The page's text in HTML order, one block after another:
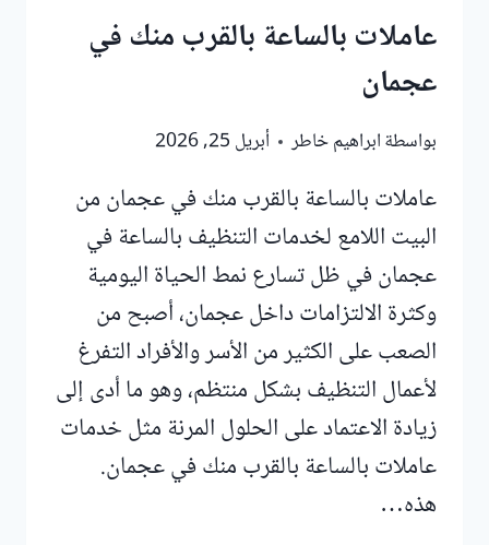
عاملات بالساعة بالقرب منك في
عجمان
بواسطةابراهيم خاطر أبريل 25, 2026
عاملات بالساعة بالقرب منك في عجمان من
البيت اللامع لخدمات التنظيف بالساعة في
عجمان في ظل تسارع نمط الحياة اليومية
وكثرة الالتزامات داخل عجمان، أصبح من
الصعب على الكثير من الأسر والأفراد التفرغ
لأعمال التنظيف بشكل منتظم، وهو ما أدى إلى
زيادة الاعتماد على الحلول المرنة مثل خدمات
عاملات بالساعة بالقرب منك في عجمان.
هذه…